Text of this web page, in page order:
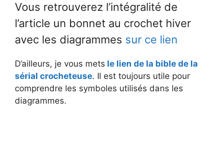
Vous retrouverez l’intégralité de
l’article un bonnet au crochet hiver
avec les diagrammes sur ce lien
D’ailleurs, je vous mets le lien de la bible de la
sérial crocheteuse. Il est toujours utile pour
comprendre les symboles utilisés dans les
diagrammes.